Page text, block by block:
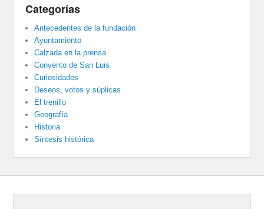
Categorías
Antecedentes de la fundación
Ayuntamiento
Calzada en la prensa
Convento de San Luis
Curiosidades
Deseos, votos y súplicas
El trenillo
Geografía
Historia
Síntesis histórica